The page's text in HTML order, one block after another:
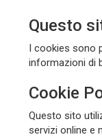
Questo
I cookies sono
informazioni di
Cookie
Questo sito
servizi online e